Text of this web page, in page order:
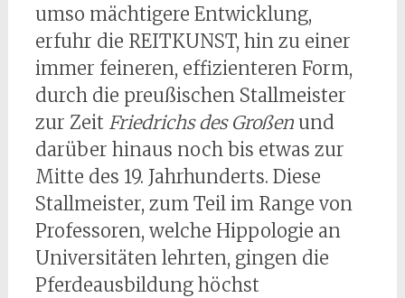
umso mächtigere Entwicklung,
erfuhr die REITKUNST, hin zu einer
immer feineren, effizienteren Form,
durch die preußischen Stallmeister
zur Zeit Friedrichs des Großenund
darüber hinaus noch bis etwas zur
Mitte des 19. Jahrhunderts. Diese
Stallmeister, zum Teil im Range von
Professoren, welche Hippologie an
Universitäten lehrten, gingen die
Pferdeausbildung höchst